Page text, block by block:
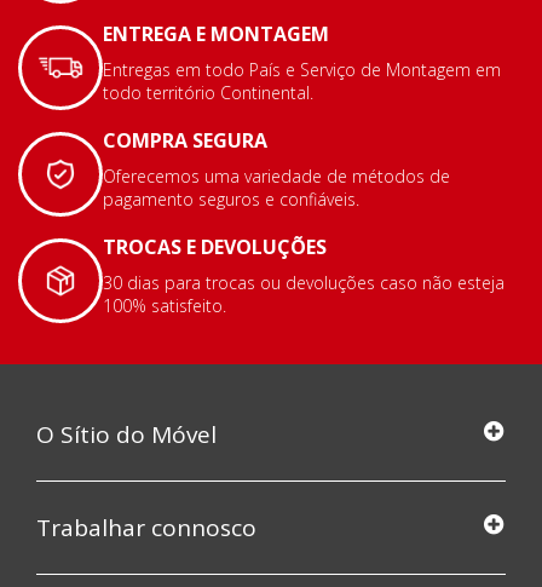
ENTREGA E MONTAGEM
Entregas em todo País e Serviço de Montagem em
todo território Continental.
COMPRA SEGURA
Oferecemos uma variedade de métodos de
pagamento seguros e confiáveis.
TROCAS E DEVOLUÇÕES
30 dias para trocas ou devoluções caso não esteja
100% satisfeito.
O Sítio do Móvel
Trabalhar connosco